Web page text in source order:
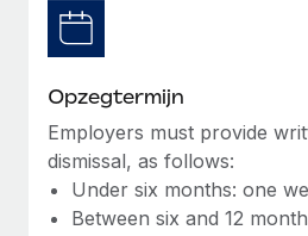
Secundaire
Eenvoudig secundaire
Productupdates van
integraties en Contractor
Het blijft de missie van Remote
te helpen bij het aannemen,
Meer informatie
Opzegtermijn
Employers must provide
dismissal, as follows:
Under six months: one
Between six and 12